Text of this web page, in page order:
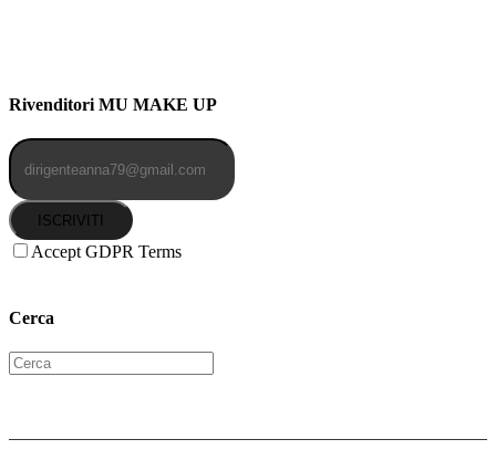
Rivenditori MU MAKE UP
ISCRIVITI
Accept GDPR Terms
Cerca